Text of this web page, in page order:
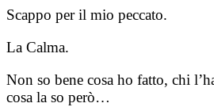
Scappo per il mio peccato.
La Calma.
Non so bene cosa ho fatto, chi
cosa la so però…